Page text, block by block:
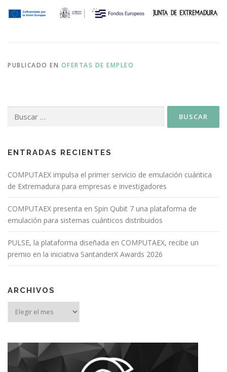
PUBLICADO EN OFERTAS DE EMPLEO
ENTRADAS RECIENTES
COMPUTAEX impulsa el primer servicio de emulación cuántica
de Extremadura para empresas e investigadores
COMPUTAEX presenta en Spin Qubit 7 una plataforma de
emulación para sistemas cuánticos distribuidos
PULSE, la plataforma diseñada en COMPUTAEX, recibe un
premio en la iniciativa SantanderX Awards 2026
ARCHIVOS